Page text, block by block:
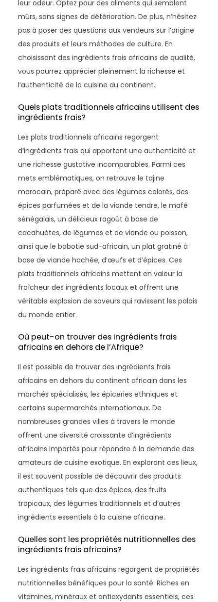
leur odeur. Optez pour des aliments qui semblent
mûrs, sans signes de détérioration. De plus, n’hésitez
pas à poser des questions aux vendeurs sur l’origine
des produits et leurs méthodes de culture. En
choisissant des ingrédients frais africains de qualité,
vous pourrez apprécier pleinement la richesse et
l’authenticité de la cuisine du continent.
Quels plats traditionnels africains utilisent des
ingrédients frais?
Les plats traditionnels africains regorgent
d’ingrédients frais qui apportent une authenticité et
une richesse gustative incomparables. Parmi ces
mets emblématiques, on retrouve le tajine
marocain, préparé avec des légumes colorés, des
épices parfumées et de la viande tendre, le mafé
sénégalais, un délicieux ragoût à base de
cacahuètes, de légumes et de viande ou poisson,
ainsi que le bobotie sud-africain, un plat gratiné à
base de viande hachée, d’œufs et d’épices. Ces
plats traditionnels africains mettent en valeur la
fraîcheur des ingrédients locaux et offrent une
véritable explosion de saveurs qui ravissent les palais
du monde entier.
Où peut-on trouver des ingrédients frais
africains en dehors de l’Afrique?
Il est possible de trouver des ingrédients frais
africains en dehors du continent africain dans les
marchés spécialisés, les épiceries ethniques et
certains supermarchés internationaux. De
nombreuses grandes villes à travers le monde
offrent une diversité croissante d’ingrédients
africains importés pour répondre à la demande des
amateurs de cuisine exotique. En explorant ces lieux,
il est souvent possible de découvrir des produits
authentiques tels que des épices, des fruits
tropicaux, des légumes traditionnels et d’autres
ingrédients essentiels à la cuisine africaine.
Quelles sont les propriétés nutritionnelles des
ingrédients frais africains?
Les ingrédients frais africains regorgent de propriétés
nutritionnelles bénéfiques pour la santé. Riches en
vitamines, minéraux et antioxydants essentiels, ces